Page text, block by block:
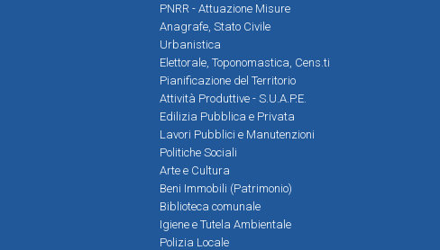
PNRR - Attuazione Misure
Anagrafe, Stato Civile
Urbanistica
Elettorale, Toponomastica, Cens.ti
Pianificazione del Territorio
Attività Produttive - S.U.A.P.E.
Edilizia Pubblica e Privata
Lavori Pubblici e Manutenzioni
Politiche Sociali
Arte e Cultura
Beni Immobili (Patrimonio)
Biblioteca comunale
Igiene e Tutela Ambientale
Polizia Locale